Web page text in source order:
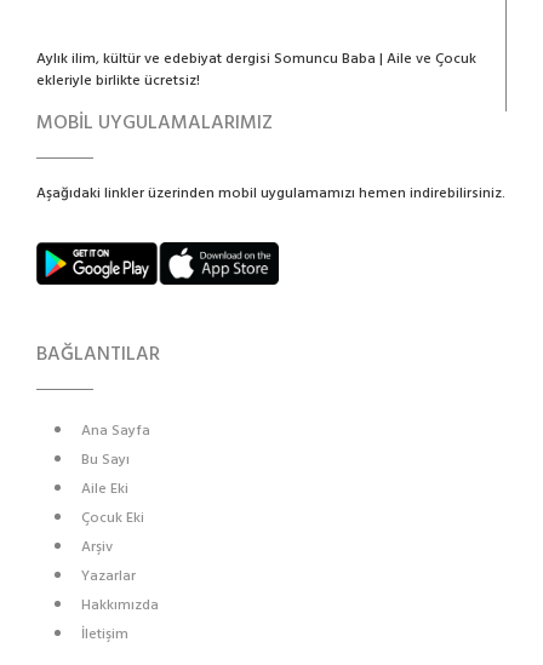
Aylık ilim, kültür ve edebiyat dergisi Somuncu Baba | Aile ve Çocuk
ekleriyle birlikte ücretsiz!
MOBİL UYGULAMALARIMIZ
Aşağıdaki linkler üzerinden mobil uygulamamızı hemen indirebilirsiniz.
BAĞLANTILAR
Ana Sayfa
Bu Sayı
Aile Eki
Çocuk Eki
Arşiv
Yazarlar
Hakkımızda
İletişim